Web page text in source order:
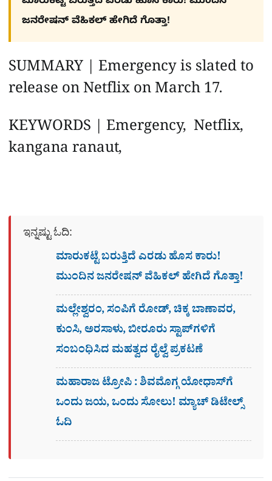
ಜನರೇಷನ್​ ವೆಹಿಕಲ್ ಹೇಗಿದೆ ಗೊತ್ತಾ!
SUMMARY | Emergency is slated to
release on Netflix on March 17.
KEYWORDS | Emergency, Netflix,
kangana ranaut,
ಇನ್ನಷ್ಟು ಓದಿ:
ಮಾರುಕಟ್ಟೆ ಬರುತ್ತಿದೆ ಎರಡು ಹೊಸ ಕಾರು!
ಮುಂದಿನ ಜನರೇಷನ್​ ವೆಹಿಕಲ್ ಹೇಗಿದೆ ಗೊತ್ತಾ!
ಮಲ್ಲೇಶ್ವರಂ, ಸಂಪಿಗೆ ರೋಡ್, ಚಿಕ್ಕ ಬಾಣಾವರ,
ಕುಂಸಿ, ಅರಸಾಳು, ಬೀರೂರು ಸ್ಟಾಪ್​ಗಳಿಗೆ
ಸಂಬಂಧಿಸಿದ ಮಹತ್ವದ ರೈಲ್ವೆ ಪ್ರಕಟಣೆ
ಮಹಾರಾಜ ಟ್ರೋಪಿ : ಶಿವಮೊಗ್ಗ ಯೋಧಾಸ್​ಗೆ
ಒಂದು ಜಯ, ಒಂದು ಸೋಲು! ಮ್ಯಾಚ್​ ಡಿಟೇಲ್ಸ್
ಓದಿ